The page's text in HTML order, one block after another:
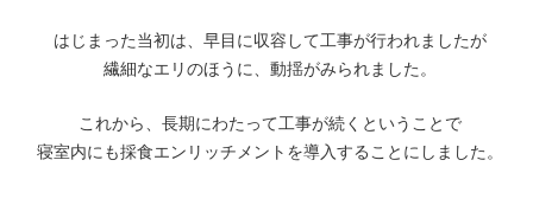
はじまった当初は、早目に収容して工事が行われましたが
繊細なエリのほうに、動揺がみられました。
これから、長期にわたって工事が続くということで
寝室内にも採食エンリッチメントを導入することにしました。